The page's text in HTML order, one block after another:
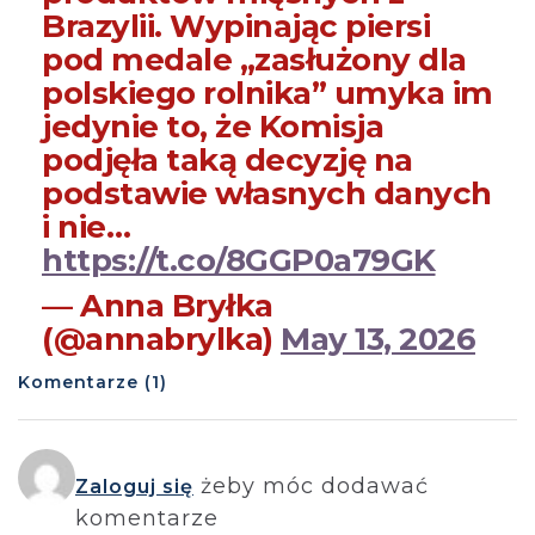
Brazylii. Wypinając piersi
pod medale „zasłużony dla
polskiego rolnika” umyka im
jedynie to, że Komisja
podjęła taką decyzję na
podstawie własnych danych
i nie…
https://t.co/8GGP0a79GK
— Anna Bryłka
(@annabrylka) May 13, 2026
Komentarze (1)
Zaloguj się żeby móc dodawać
komentarze